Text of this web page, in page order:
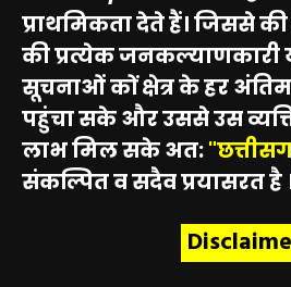
प्राथमिकता देते हैं। जिससे
की प्रत्येक
सूचनाओं कों क्षेत्र के हर
पहुंचा सके और उससे उस
लाभ मिल सके अत:
संकल्पित व सदैव प्रयासरत है